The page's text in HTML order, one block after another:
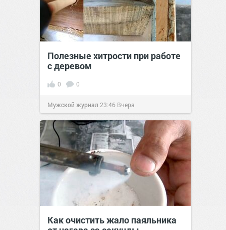
Полезные хитрости при работе
с деревом
0 0
Мужской журнал 23:46 Вчера
Как очистить жало паяльника